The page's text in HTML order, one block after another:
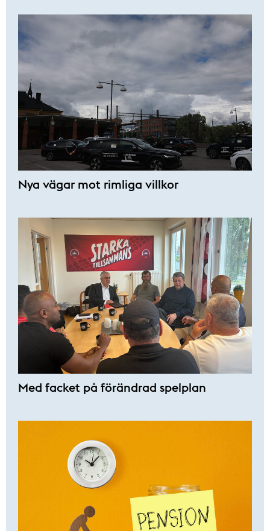
Nya vägar mot rimliga villkor
Med facket på förändrad spelplan